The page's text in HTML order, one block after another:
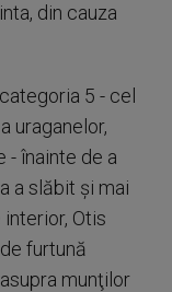
din cauza
5 - cel
uraganelor,
- înainte de a
a slăbit şi mai
Otis
furtună
munţilor